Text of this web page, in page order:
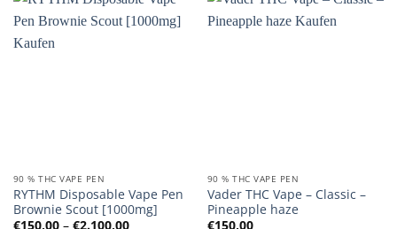
90 % THC VAPE PEN
RYTHM Disposable Vape Pen
Brownie Scout [1000mg]
€150,00 – €2.100,00Preisspanne:
90 % THC VAPE PEN
Vader THC Vape – Classic –
Pineapple haze
€150,00